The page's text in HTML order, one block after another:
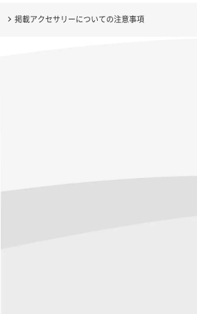
掲載アクセサリーについての注意事項